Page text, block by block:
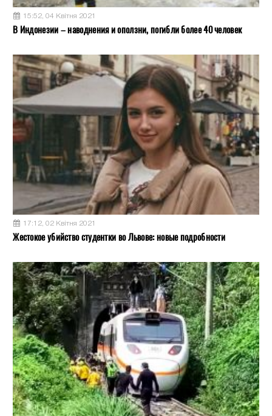
15:52, 04 Квітня 2021
В Индонезии – наводнения и оползни, погибли более 40 человек
17:12, 02 Квітня 2021
Жестокое убийство студентки во Львове: новые подробности